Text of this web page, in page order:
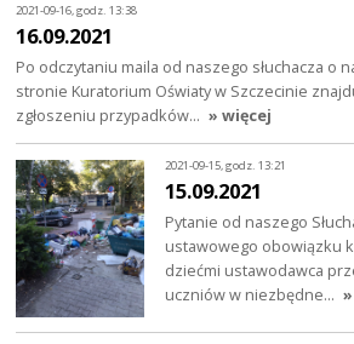
2021-09-16, godz. 13:38
16.09.2021
Po odczytaniu maila od naszego słuchacza o
stronie Kuratorium Oświaty w Szczecinie
zgłoszeniu przypadków… » więcej
2021-09-15, godz. 13:21
15.09.2021
Pytanie od naszego
ustawowego obowiązku
dziećmi ustawodawca
uczniów w niezbędne…